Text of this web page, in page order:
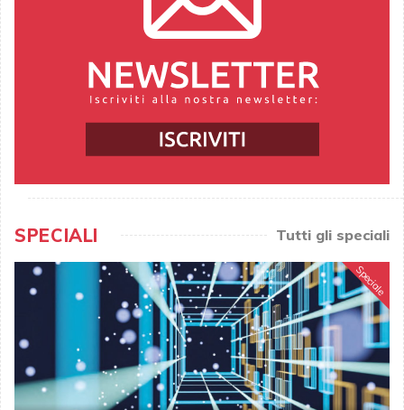
SPECIALI Tutti gli speciali
Speciale